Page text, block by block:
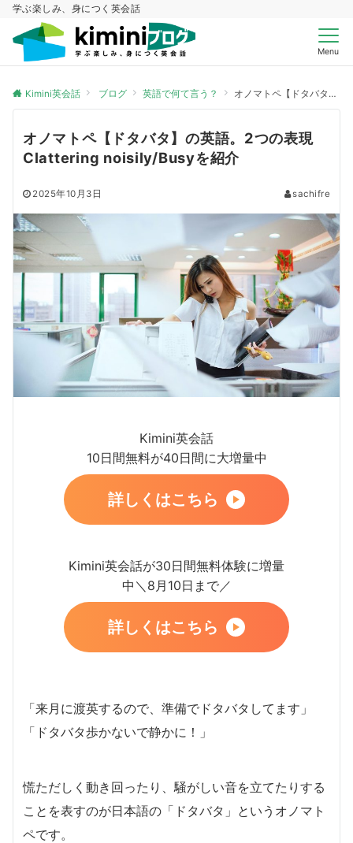
学ぶ楽しみ、身につく英会話
Menu
Kimini英会話 ブログ 英語で何て言う？ オノマトペ【ドタバタ】の英語。2つの表現Clattering noisily/Busyを紹介
オノマトペ【ドタバタ】の英語。2つの表現
Clattering noisily/Busyを紹介
2025年10月3日 sachifre
Kimini英会話
10日間無料が40日間に大増量中
詳しくはこちら
Kimini英会話が30日間無料体験に増量
中＼8月10日まで／
詳しくはこちら
「来月に渡英するので、準備でドタバタしてます」
「ドタバタ歩かないで静かに！」
慌ただしく動き回ったり、騒がしい音を立てたりする
ことを表すのが日本語の「ドタバタ」というオノマト
ペです。